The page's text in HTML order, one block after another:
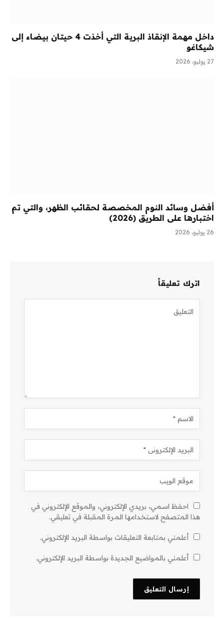
داخل مهمة الإنقاذ البرية التي أخذت 4 حيتان بيضاء إلى
شيكاغو
27 يوليو، 2026
أفضل وسائد النوم المخصصة لحقائب الظهر، والتي تم
اختبارها على الطريق (2026)
26 يوليو، 2026
اترك تعليقاً
احفظ اسمي، بريدي الإلكتروني، والموقع الإلكتروني في
هذا المتصفح لاستخدامها المرة المقبلة في تعليقي.
أعلمني بمتابعة التعليقات بواسطة البريد الإلكتروني.
أعلمني بالمواضيع الجديدة بواسطة البريد الإلكتروني.